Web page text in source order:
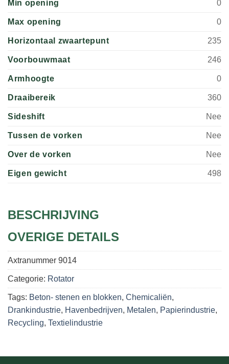
Min opening 0
Max opening 0
Horizontaal zwaartepunt 235
Voorbouwmaat 246
Armhoogte 0
Draaibereik 360
Sideshift Nee
Tussen de vorken Nee
Over de vorken Nee
Eigen gewicht 498
BESCHRIJVING
OVERIGE DETAILS
Axtranummer 9014
Categorie: Rotator
Tags: Beton- stenen en blokken, Chemicaliën,
Drankindustrie, Havenbedrijven, Metalen, Papierindustrie,
Recycling, Textielindustrie